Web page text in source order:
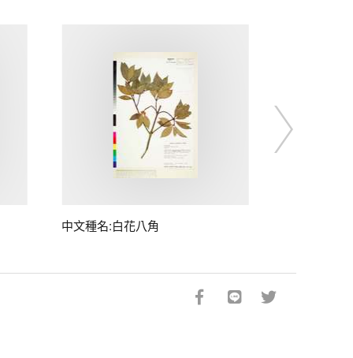
中文種名:白花八角